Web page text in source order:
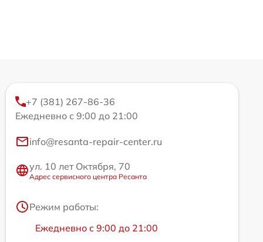
+7 (381) 267-86-36
Ежедневно с 9:00 до 21:00
info@resanta-repair-center.ru
ул. 10 лет Октября, 70
Адрес сервисного центра Ресанта
Режим работы:
Ежедневно с 9:00 до 21:00